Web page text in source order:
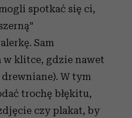
spotkać się ci,
Sam
w klitce, gdzie nawet
drewniane). W tym
trochę błękitu,
czy plakat, by